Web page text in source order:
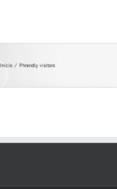
Inicio / Phrendly visitors